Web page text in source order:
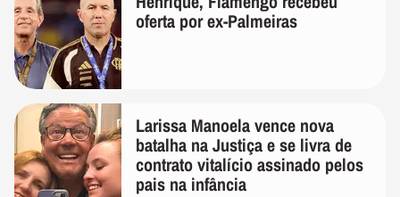
oferta por ex-Palmeiras
Larissa Manoela vence nova
batalha na Justiça e se livra de
contrato vitalício assinado pelos
pais na infância